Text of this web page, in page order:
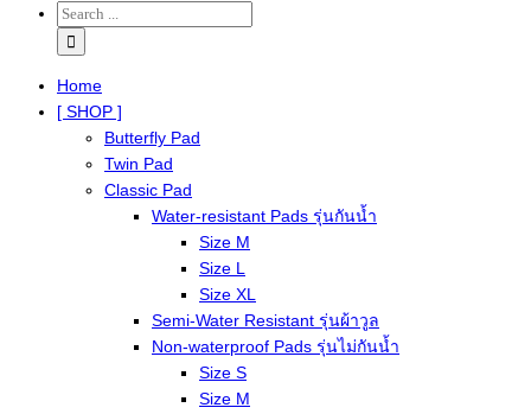
Home
[ SHOP ]
Butterfly Pad
Twin Pad
Classic Pad
Water-resistant Pads รุ่นกันน้ำ
Size M
Size L
Size XL
Semi-Water Resistant รุ่นผ้าวูล
Non-waterproof Pads รุ่นไม่กันน้ำ
Size S
Size M